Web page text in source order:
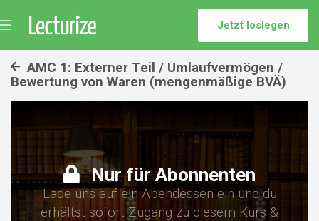
Jetzt loslegen
AMC 1: Externer Teil / Umlaufvermögen /
Bewertung von Waren (mengenmäßige BVÄ)
Nur für Abonnenten
Lade uns auf ein Abendessen ein und du
erhältst sofort Zugang zu diesem Kurs &